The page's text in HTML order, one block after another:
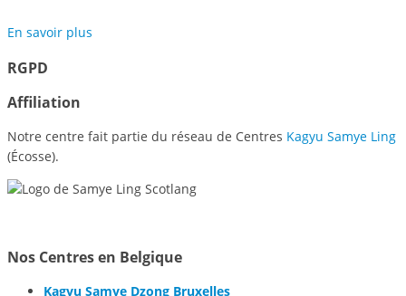
En savoir plus
RGPD
Affiliation
Notre centre fait partie du réseau de Centres Kagyu Samye Ling
(Écosse).
Nos Centres en Belgique
Kagyu Samye Dzong Bruxelles